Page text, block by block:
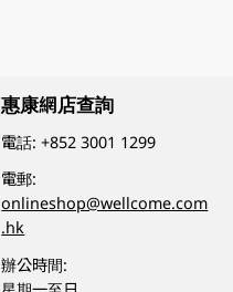
惠康網店查詢
電話:+852 3001 1299
電郵:
onlineshop@wellcome.com
.hk
辦公時間: